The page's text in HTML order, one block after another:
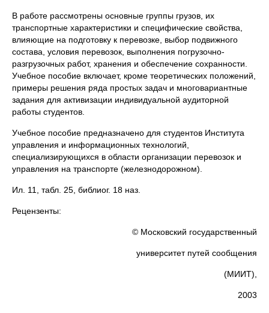
В работе рассмотрены основные группы грузов, их
транспортные характеристики и специфические свойства,
влияющие на подготовку к перевозке, выбор подвижного
состава, условия перевозок, выполнения погрузочно-
разгрузочных работ, хранения и обеспечение сохранности.
Учебное пособие включает, кроме теоретических положений,
примеры решения ряда простых задач и многовариантные
задания для активизации индивидуальной аудиторной
работы студентов.
Учебное пособие предназначено для студентов Института
управления и информационных технологий,
специализирующихся в области организации перевозок и
управления на транспорте (железнодорожном).
Ил. 11, табл. 25, библиог. 18 наз.
Рецензенты:
© Московский государственный
университет путей сообщения
(МИИТ),
2003